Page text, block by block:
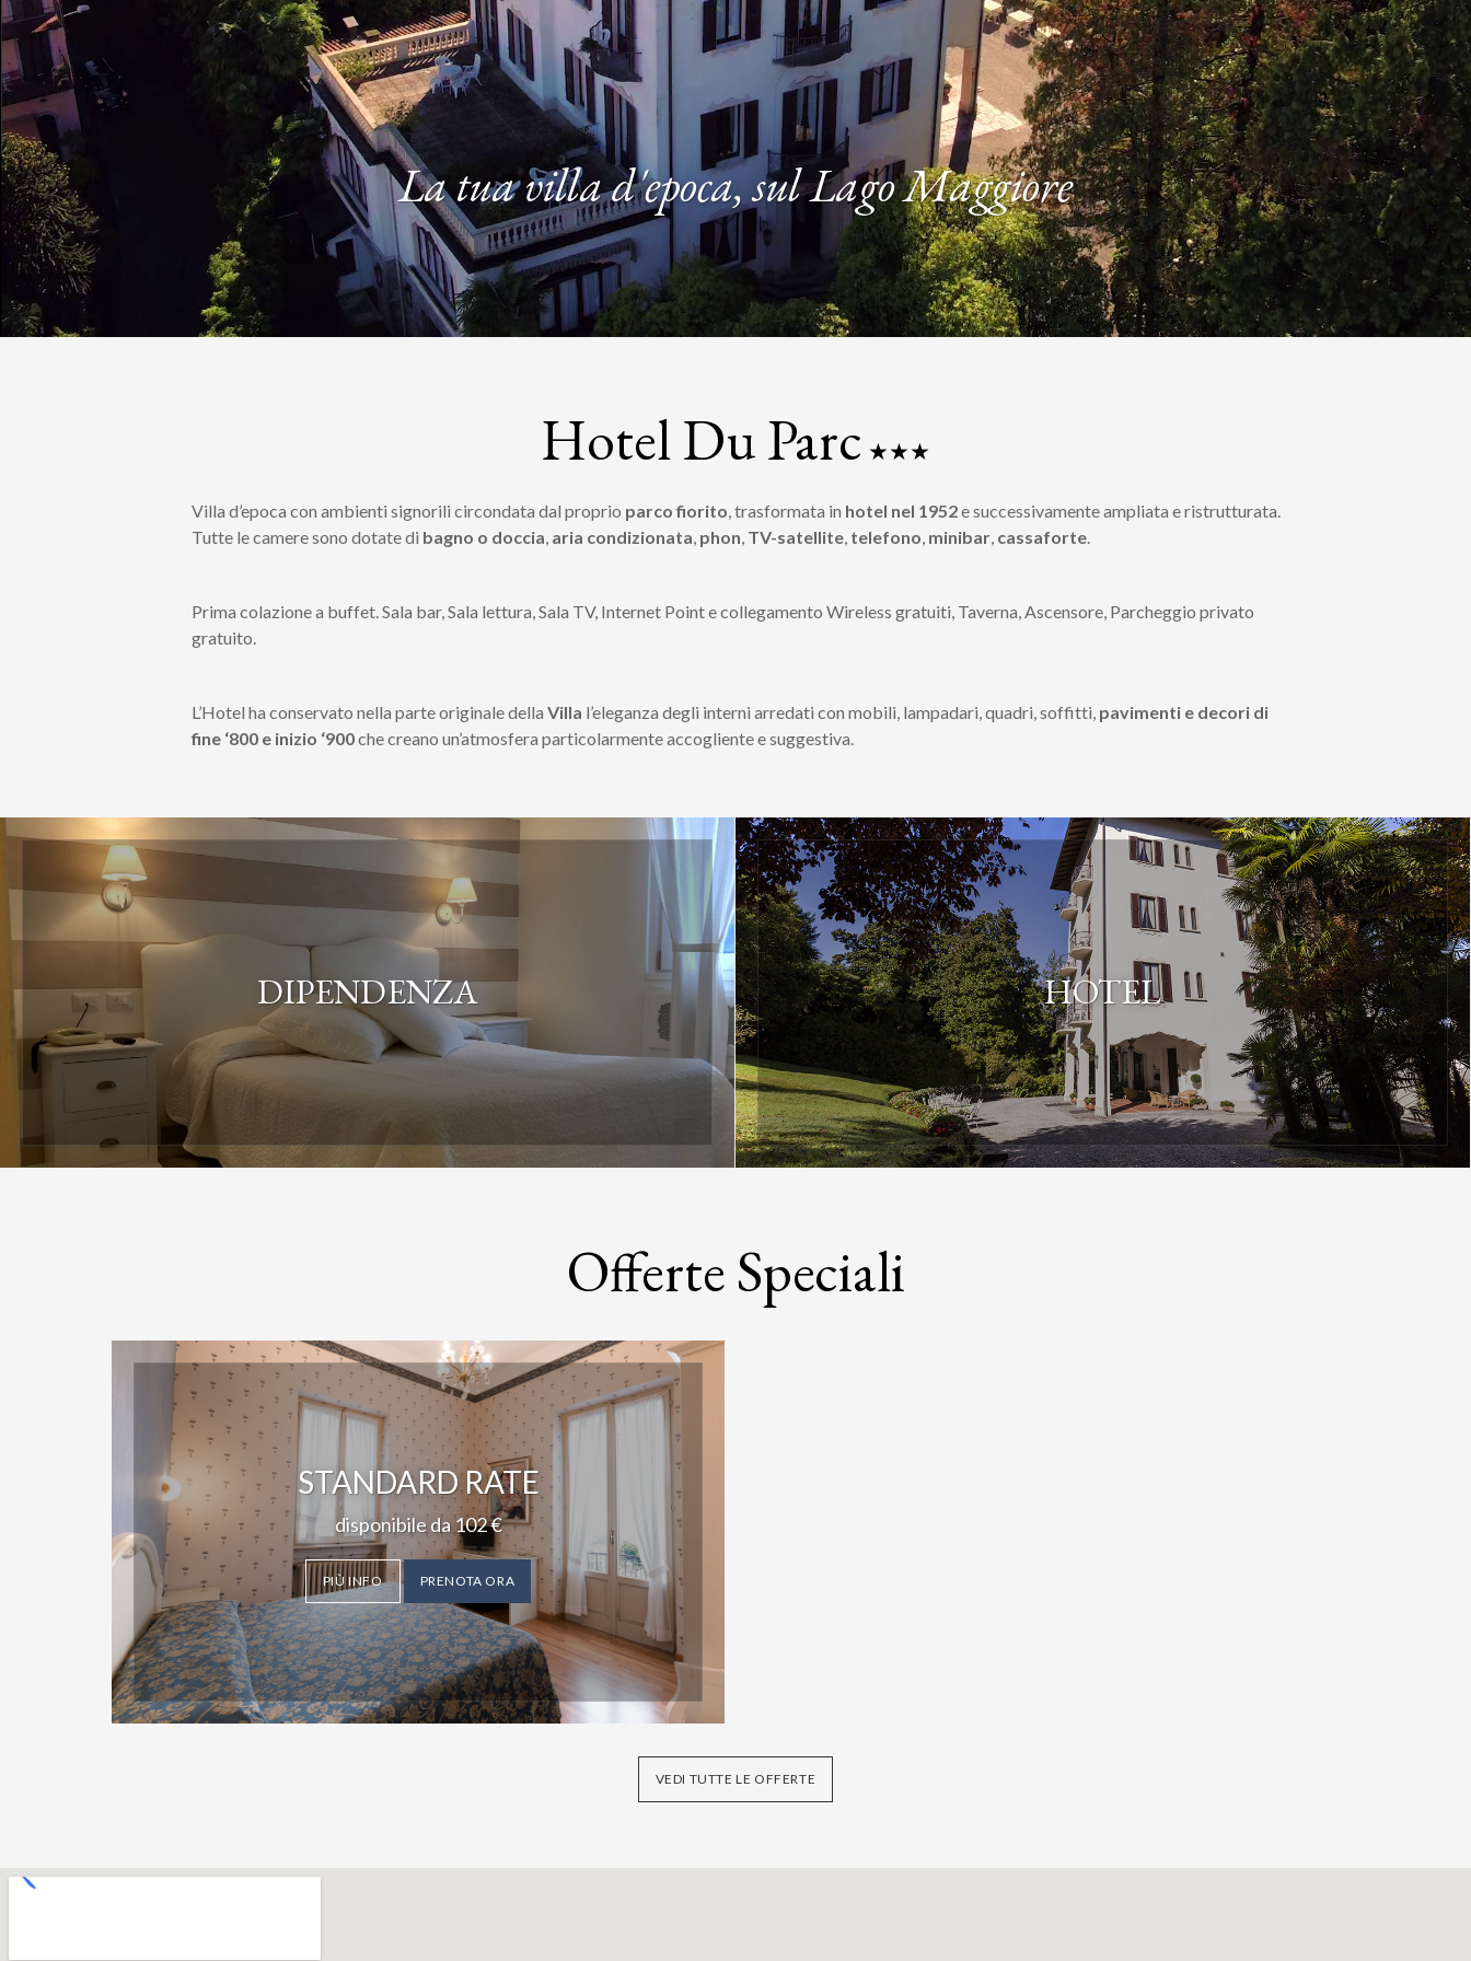
24 26 27 28 29
31
27 28 29 30
Bambini
Cancella una
prenotazione
La tua villa d'epoca, sul Lago Maggiore
Hotel Du Parc ★★★
Villa d’epoca con ambienti signorili circondata dal proprio parco fiorito, trasformata in hotel nel 1952e successivamente ampliata e ristrutturata.
Tutte le camere sono dotate di bagno o doccia, aria condizionata, phon, TV-satellite, telefono, minibar, cassaforte.
Prima colazione a buffet. Sala bar, Sala lettura, Sala TV, Internet Point e collegamento Wireless gratuiti, Taverna, Ascensore, Parcheggio privato
gratuito.
L’Hotel ha conservato nella parte originale della Villa l’eleganza degli interni arredati con mobili, lampadari, quadri, soffitti, pavimenti e decori di
fine ‘800 e inizio ‘900che creano un’atmosfera particolarmente accogliente e suggestiva.
DIPENDENZA
SCOPRI
HOTEL
Offerte Speciali
STANDARD RATE
disponibile da102€
PIÙ INFO PRENOTA ORA
VEDI TUTTE LE OFFERTE